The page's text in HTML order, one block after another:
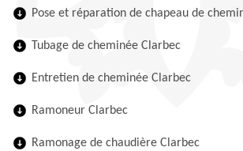
Pose et réparation de chapeau de
Tubage de cheminée Clarbec
Entretien de cheminée Clarbec
Ramoneur Clarbec
Ramonage de chaudière Clarbec